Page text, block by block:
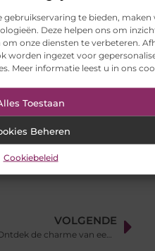
te bieden, maken
Deze helpen ons om
onze diensten te verbeteren.
worden ingezet voor
Meer informatie leest u in ons
Toestaan
Beheren
Cookiebeleid
je overzicht in een
weten voordat u begint
bestellen
fotostudio
VOLGENDE
Ontdek de charme van een caravan kopen in Brabant